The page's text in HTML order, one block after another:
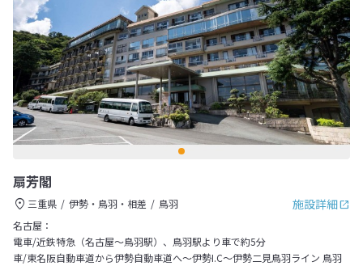
扇芳閣
施設詳細
三重県 伊勢・鳥羽・相差
鳥羽
名古屋：
電車/近鉄特急（名古屋～鳥羽駅）、鳥羽駅より車で約5分
車/東名阪自動車道から伊勢自動車道へ～伊勢I.C～伊勢二見鳥羽ライン 鳥羽